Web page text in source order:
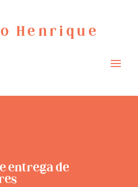
Henrique
entrega de